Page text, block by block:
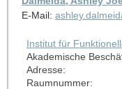
E-Mail:
Institut für
Akademische
Adresse:
Raumnummer: